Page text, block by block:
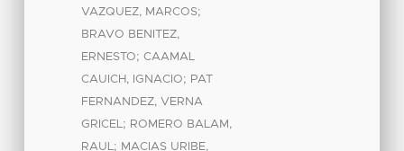
VAZQUEZ, MARCOS;
BRAVO BENITEZ,
ERNESTO;CAAMAL
CAUICH, IGNACIO; PAT
FERNANDEZ, VERNA
GRICEL ; ROMERO BALAM,
RAUL ; MACIAS URIBE,